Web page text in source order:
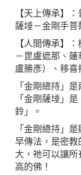
【天上傳承】
薩埵－金剛手
【人間傳承】
－毘盧遮那、
盧勝彥）、移喜
「金剛總持」
「金剛薩埵」
鈴」。
「金剛總持」
早傳法，是密
大，祂可以讓
高的佛！